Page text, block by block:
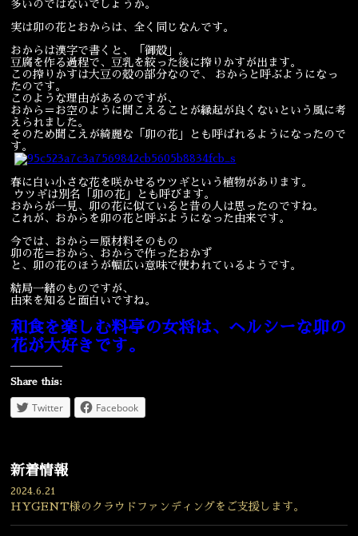
多いのではないでしょうか。
実は卯の花とおからは、全く同じなんです。
おからは漢字で書くと、「御殻」。
豆腐を作る過程で、豆乳を絞った後に搾りかすが出ます。
この搾りかすは大豆の殻の部分なので、 おからと呼ぶようになっ
たのです。
このような理由があるのですが、
おから＝お空のように聞こえることが縁起が良くないという風に考
えられました。
そのため聞こえが綺麗な「卯の花」とも呼ばれるようになったので
す。
春に白い小さな花を咲かせるウツギという植物があります。
ウツギは別名「卯の花」とも呼びます。
おからが一見、卯の花に似ていると昔の人は思ったのですね。
これが、おからを卯の花と呼ぶようになった由来です。
今では、おから＝原材料そのもの
卯の花＝おから、おからで作ったおかず
と、卯の花のほうが幅広い意味で使われているようです。
結局一緒のものですが、
由来を知ると面白いですね。
和食を楽しむ料亭の女将は、ヘルシーな卯の
花が大好きです。
Share this:
Twitter Facebook
新着情報
2024.6.21
HYGENT様のクラウドファンディングをご支援します。
結婚式・披露宴
ご接待 法要
慶事
宴会 ウェディング